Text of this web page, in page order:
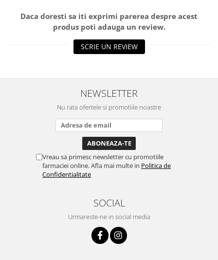
Daca doresti sa iti exprimi parerea despre acest
produs poti adauga un review.
SCRIE UN REVIEW
NEWSLETTER
Nu rata ofertele si promotiile noastre
Vreau sa primesc newsletter cu promotiile
farmaciei online. Afla mai multe in Politica de
Confidentialitate
SOCIAL
Urmareste-ne in social media